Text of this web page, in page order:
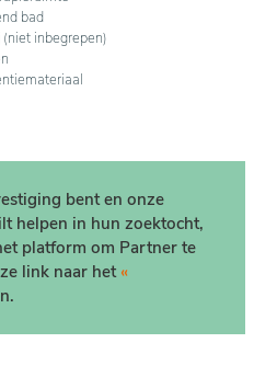
bad
inbegrepen)
bent en onze
helpen in hun zoektocht,
platform om Partner te
link naar het «